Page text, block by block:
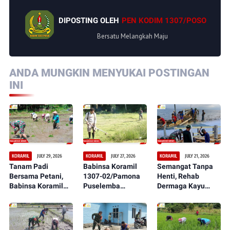
DIPOSTING OLEH PEN KODIM 1307/POSO
Bersatu Melangkah Maju
ANDA MUNGKIN MENYUKAI POSTINGAN
INI
KORAMIL JULY 29, 2026
Tanam Padi
Bersama Petani,
Babinsa Koramil
Puselemba Dukung
Peningkatan Hasil
Panen dan
KORAMIL JULY 27, 2026
Babinsa Koramil
1307-02/Pamona
Puselemba
Masyarakat
Ciptakan Lapangan
Sepak Bola Bersih,
KORAMIL JULY 21, 2026
Semangat Tanpa
Henti, Rehab
Dermaga Kayu
Teritorial TNI Terus
Tunjukkan
Perkembangan